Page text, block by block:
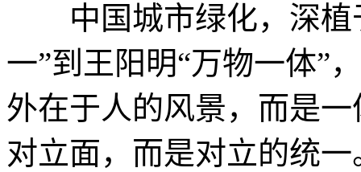
中国城市绿化，深植
一”到王阳明“万物一体”
外在于人的风景，而是
对立面，而是对立的统一